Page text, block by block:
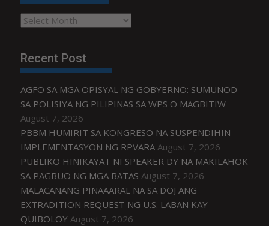
Archives
Recent Post
AGFO SA MGA OPISYAL NG GOBYERNO: SUMUNOD
SA POLISIYA NG PILIPINAS SA WPS O MAGBITIW
August 7, 2026
PBBM HUMIRIT SA KONGRESO NA SUSPENDIHIN
IMPLEMENTASYON NG RPVARA August 7, 2026
PUBLIKO HINIKAYAT NI SPEAKER DY NA MAKILAHOK
SA PAGBUO NG MGA BATAS August 7, 2026
MALACAÑANG PINAAARAL NA SA DOJ ANG
EXTRADITION REQUEST NG U.S. LABAN KAY
QUIBOLOY August 7, 2026